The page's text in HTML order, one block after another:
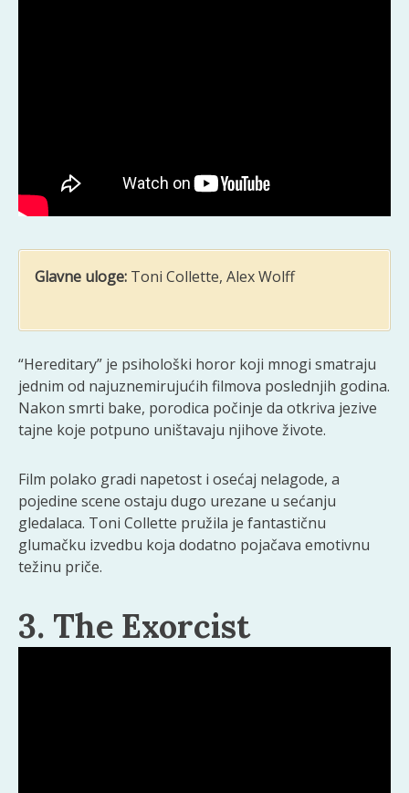
Glavne uloge: Toni Collette, Alex Wolff
“Hereditary” je psihološki horor koji mnogi smatraju
jednim od najuznemirujućih filmova poslednjih godina.
Nakon smrti bake, porodica počinje da otkriva jezive
tajne koje potpuno uništavaju njihove živote.
Film polako gradi napetost i osećaj nelagode, a
pojedine scene ostaju dugo urezane u sećanju
gledalaca. Toni Collette pružila je fantastičnu
glumačku izvedbu koja dodatno pojačava emotivnu
težinu priče.
3. The Exorcist